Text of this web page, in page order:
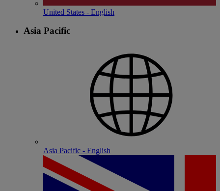
United States - English
Asia Pacific
Asia Pacific - English